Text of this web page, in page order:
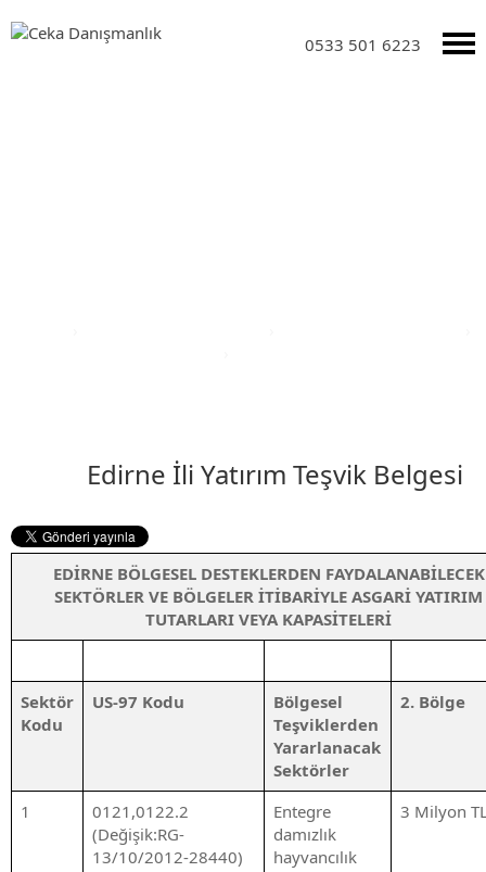
0533 501 6223
Edirne İli Yatırım Teşvik Belgesi
EDİRNE BÖLGESEL DESTEKLERDEN FAYDALANABİLECEK
SEKTÖRLER VE BÖLGELER İTİBARİYLE ASGARİ YATIRIM
TUTARLARI VEYA KAPASİTELERİ
Sektör
Kodu
US-97 Kodu
Bölgesel
Teşviklerden
Yararlanacak
Sektörler
2. Bölge
1
0121,0122.2
(Değişik:RG-
13/10/2012-28440)
Entegre
damızlık
hayvancılık
3 Milyon